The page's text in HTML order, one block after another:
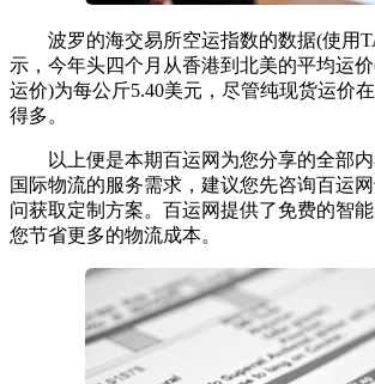
波罗的海交易所空运指数的数据(使用
示，今年头四个月从香港到北美的平均运
运价)为每公斤5.40美元，尽管纯现货运价
得多。
以上便是本期百运网为您分享的全部内
国际物流的服务需求，建议您先咨询百运
问获取定制方案。百运网提供了免费的智
您节省更多的物流成本。